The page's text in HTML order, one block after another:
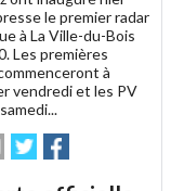
le premier radar
à La Ville-du-Bois
Les premières
à
vendredi et les PV
EnvoyerPartager
sur sur